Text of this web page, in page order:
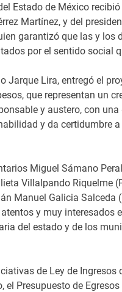
Estado de México
Martínez, y del
garantizó que las y
por el sentido social
Jarque Lira, entregó el
que representan un
y austero, con
y da certidumbre
Miguel Sámano
Villalpando Riquelme
Manuel Galicia
y muy interesados
del estado y de los
de Ley de Ingresos
el Presupuesto de